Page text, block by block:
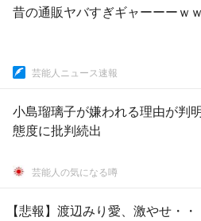
昔の通販ヤバすぎギャーーーｗ
芸能人ニュース速報
小島瑠璃子が嫌われる理由が判
態度に批判続出
芸能人の気になる噂
【悲報】渡辺みり愛、激やせ・・